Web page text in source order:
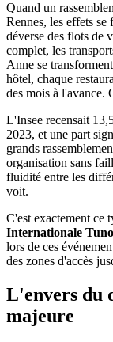
Quand un
Rennes, les effets
déverse des flots de
complet, les
Anne se
hôtel, chaque
des mois à l'avance.
L'Insee recensait
2023, et une part
grands
organisation sans
fluidité entre les
voit.
C'est exactement ce
Internationale
lors de ces
des zones d'accès
L'envers du
majeure